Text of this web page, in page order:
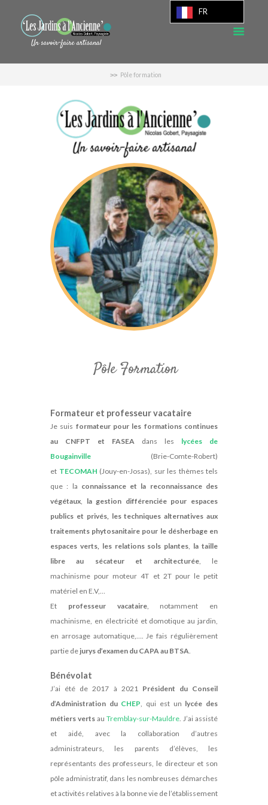
Pôle formation
Pôle Formation
Formateur et professeur vacataire
Je suis formateur pour les formations continues
au CNFPT et FASEA dans les lycées de
Bougainville (Brie-Comte-Robert)
et TECOMAH (Jouy-en-Josas), sur les thèmes tels
que : la connaissance et la reconnaissance des
végétaux
la gestion différenciée pour espaces
publics et privés, les techniques alternatives aux
traitements phytosanitaire pour le désherbage en
espaces verts, les relations sols plantes la taille
libre au sécateur et architecturée, le
machinisme pour moteur 4T et 2T pour le petit
matériel en E.V,…
Et professeur vacataire, notamment en
machinisme, en électricité et domotique au jardin,
en arrosage automatique,…. Je fais régulièrement
partie de jurys d’examen du CAPA au BTSA
Bénévolat
J’ai été de 2017 à 2021 Président du Conseil
d’Administration du CHEP , qui est un lycée des
métiers verts au Tremblay-sur-Mauldre . J’ai assisté
et aidé, avec la collaboration d’autres
administrateurs, les parents d’élèves, les
représentants des professeurs, le directeur et son
pôle administratif, dans les nombreuses démarches
et activités relatives à la bonne vie de l’établissement
FR